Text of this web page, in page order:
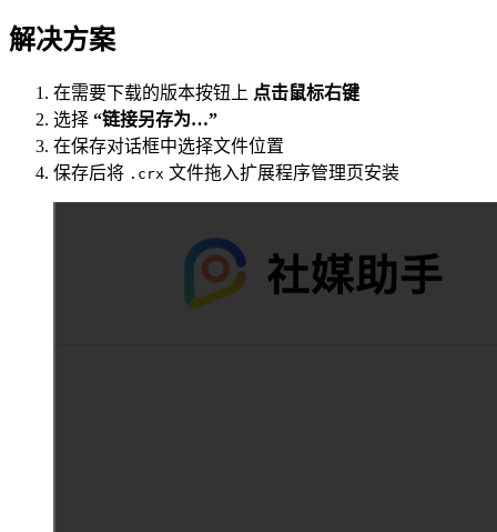
解决方案
在需要下载的版本按钮上 点击鼠标右键
选择 “链接另存为…”
在保存对话框中选择文件位置
保存后将 .crx 文件拖入扩展程序管理页安装